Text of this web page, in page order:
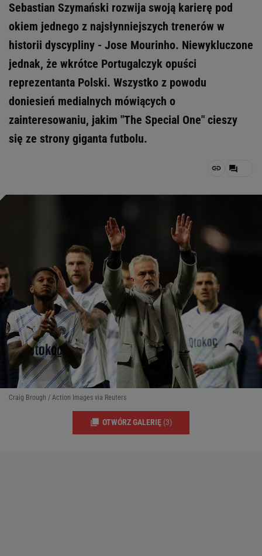
Sebastian Szymański rozwija swoją karierę pod
okiem jednego z najsłynniejszych trenerów w
historii dyscypliny - Jose Mourinho. Niewykluczone
jednak, że wkrótce Portugalczyk opuści
reprezentanta Polski. Wszystko z powodu
doniesień medialnych mówiących o
zainteresowaniu, jakim "The Special One" cieszy
się ze strony giganta futbolu.
Craig Brough / Action Images via Reuters
OTWÓRZ GALERIĘ (3)